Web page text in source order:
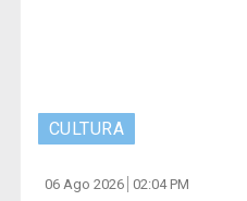
CULTURA
06 Ago 2026 02:04 PM